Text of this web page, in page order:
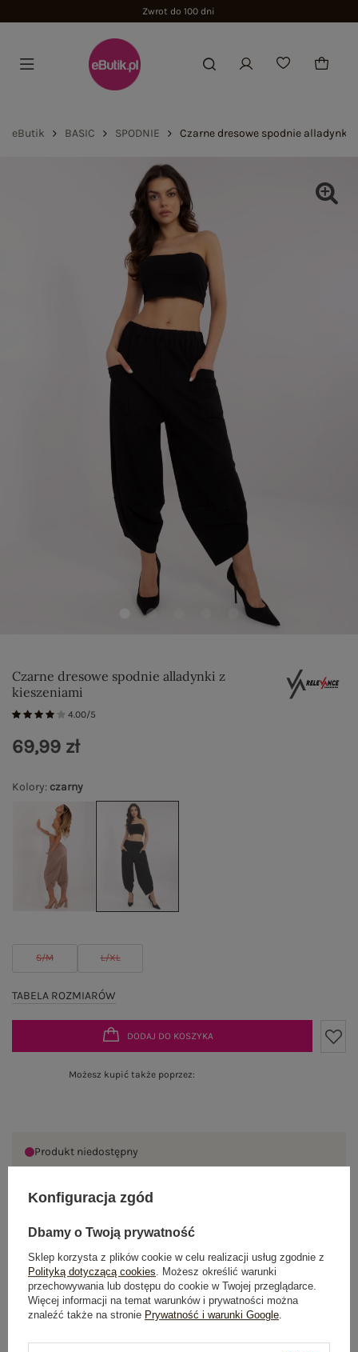
Zwrot do 100 dni
eButik BASIC SPODNIE Czarne dresowe spodnie alladynki
Czarne dresowe spodnie alladynki z
kieszeniami
4.00/5
Kolory: czarny
S/M L/XL
TABELA ROZMIARÓW
69,99 zł
DODAJ DO KOSZYKA
Możesz kupić także poprzez:
Produkt niedostępny
GŁÓWNE PARAMETRY
OPINIE O PRODUKCIE (4)
Konfiguracja zgód
Dbamy o Twoją prywatność
Sklep korzysta z plików cookie w celu realizacji usług zgodnie z
Polityką dotyczącą cookies. Możesz określić warunki
przechowywania lub dostępu do cookie w Twojej przeglądarce.
Więcej informacji na temat warunków i prywatności można
znaleźć także na stronie Prywatność i warunki Google.